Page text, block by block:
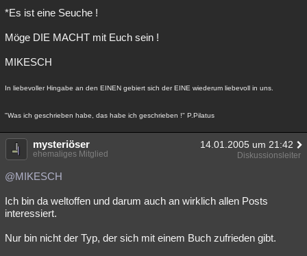
*Es ist eine Seuche !
Möge DIE MACHT mit Euch sein !
MIKESCH
In liebevoller Hingabe an den EINEN gebiert sich der EINE wiederum liebevoll in uns.
"Was ich geschrieben habe, das habe ich geschrieben !" P.Pilatus
mysteriöser 14.01.2005 um 21:42
ehemaliges Mitglied Diskussionsleiter
@MIKESCH
Ich bin da weltoffen und darum auch an wirklich allen Posts
interessiert.
Nur bin nicht der Typ, der sich mit einem Buch zufrieden gibt.